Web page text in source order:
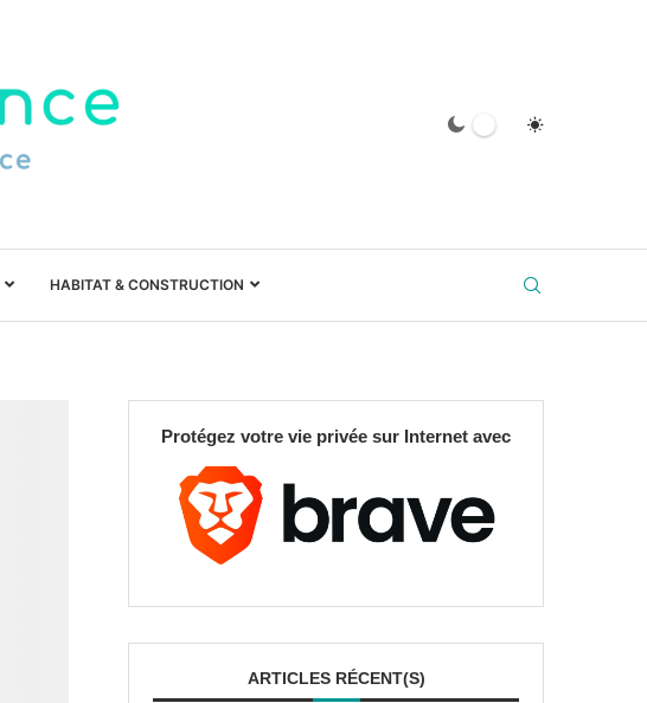
HABITAT & CONSTRUCTION
Protégez votre vie privée sur Internet avec
ARTICLES RÉCENT(S)